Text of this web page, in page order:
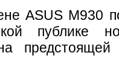
ASUS M930
публике